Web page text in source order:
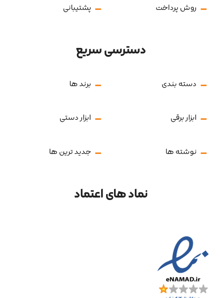
روش پرداخت پشتیبانی
دسترسی سریع
دسته بندی برند ها
ابزار برقی ابزار دستی
نوشته ها جدید ترین ها
نماد های اعتماد